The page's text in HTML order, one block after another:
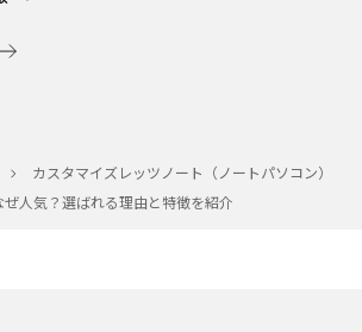
カスタマイズレッツノート（ノートパソコン）
ぜ人気？選ばれる理由と特徴を紹介